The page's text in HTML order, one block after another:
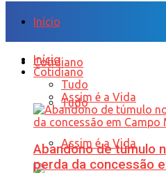
Início
Cotidiano
Tudo
Assim é a Vida
Início
Cotidiano
Tudo
Assim é a Vida
Abandono de túmulo
perda da concessão